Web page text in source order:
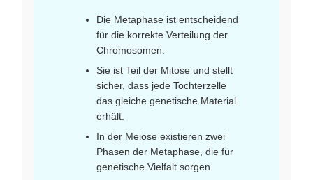
Die Metaphase ist entscheidend
für die korrekte Verteilung der
Chromosomen.
Sie ist Teil der Mitose und stellt
sicher, dass jede Tochterzelle
das gleiche genetische Material
erhält.
In der Meiose existieren zwei
Phasen der Metaphase, die für
genetische Vielfalt sorgen.